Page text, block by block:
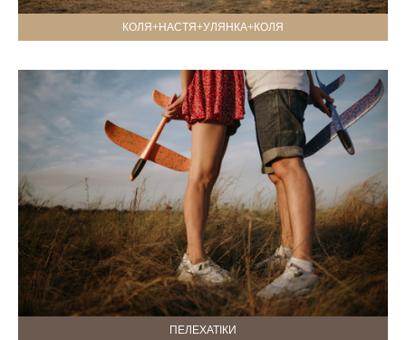
КОЛЯ+НАСТЯ+УЛЯНКА+КОЛЯ
ПЕЛЕХАТІКИ